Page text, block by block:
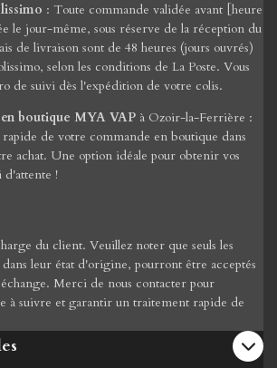
: Toute commande validée avant [heure
le jour-même, sous réserve de la réception du
de livraison sont de 48 heures (jours ouvrés)
selon les conditions de La Poste. Vous
de suivi dès l'expédition de votre colis.
boutique MYA VAP à Ozoir-la-Ferrière :
de votre commande en boutique dans
achat. Une option idéale pour obtenir vos
d'attente !
du client. Veuillez noter que seuls les
leur état d'origine, pourront être acceptés
Merci de nous contacter pour
à suivre et garantir un traitement rapide de